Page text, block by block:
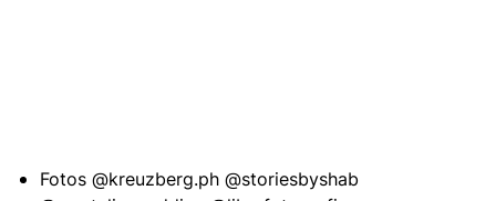
Fotos @kreuzberg.ph @storiesbyshab